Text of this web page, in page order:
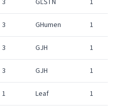
3 GĽŠTN 1
3 GHumen 1
3 GJH 1
3 GJH 1
1 Leaf 1